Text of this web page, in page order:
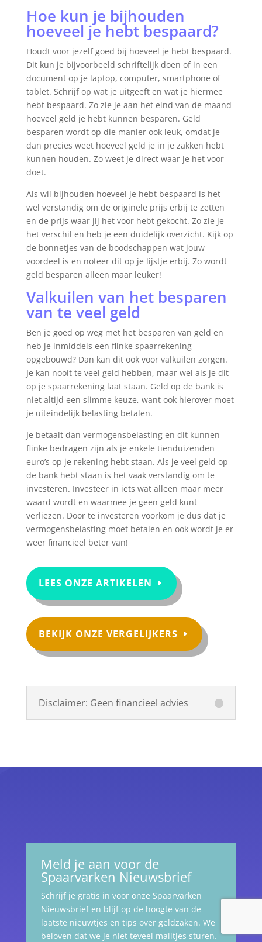
Hoe kun je bijhouden
hoeveel je hebt bespaard?
Houdt voor jezelf goed bij hoeveel je hebt bespaard.
Dit kun je bijvoorbeeld schriftelijk doen of in een
document op je laptop, computer, smartphone of
tablet. Schrijf op wat je uitgeeft en wat je hiermee
hebt bespaard. Zo zie je aan het eind van de maand
hoeveel geld je hebt kunnen besparen. Geld
besparen wordt op die manier ook leuk, omdat je
dan precies weet hoeveel geld je in je zakken hebt
kunnen houden. Zo weet je direct waar je het voor
doet.
Als wil bijhouden hoeveel je hebt bespaard is het
wel verstandig om de originele prijs erbij te zetten
en de prijs waar jij het voor hebt gekocht. Zo zie je
het verschil en heb je een duidelijk overzicht. Kijk op
de bonnetjes van de boodschappen wat jouw
voordeel is en noteer dit op je lijstje erbij. Zo wordt
geld besparen alleen maar leuker!
Valkuilen van het besparen
van te veel geld
Ben je goed op weg met het besparen van geld en
heb je inmiddels een flinke spaarrekening
opgebouwd? Dan kan dit ook voor valkuilen zorgen.
Je kan nooit te veel geld hebben, maar wel als je dit
op je spaarrekening laat staan. Geld op de bank is
niet altijd een slimme keuze, want ook hierover moet
je uiteindelijk belasting betalen.
Je betaalt dan vermogensbelasting en dit kunnen
flinke bedragen zijn als je enkele tienduizenden
euro’s op je rekening hebt staan. Als je veel geld op
de bank hebt staan is het vaak verstandig om te
investeren. Investeer in iets wat alleen maar meer
waard wordt en waarmee je geen geld kunt
verliezen. Door te investeren voorkom je dus dat je
vermogensbelasting moet betalen en ook wordt je er
weer financieel beter van!
LEES ONZE ARTIKELEN
BEKIJK ONZE VERGELIJKERS
Disclaimer: Geen financieel advies
Meld je aan voor de
Spaarvarken Nieuwsbrief
Schrijf je gratis in voor onze Spaarvarken
Nieuwsbrief en blijf op de hoogte van de
laatste nieuwtjes en tips over geldzaken. We
beloven dat we je niet teveel mailtjes sturen.